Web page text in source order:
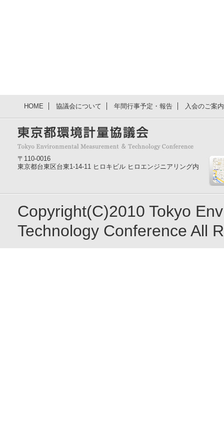
HOME 協議会について 年間行事予定・報告 入会のご案
〒110-0016
東京都台東区台東1-14-11 ヒロキビル ヒロエンジニアリング内
Copyright(C)2010 Tokyo
Technology Conference All